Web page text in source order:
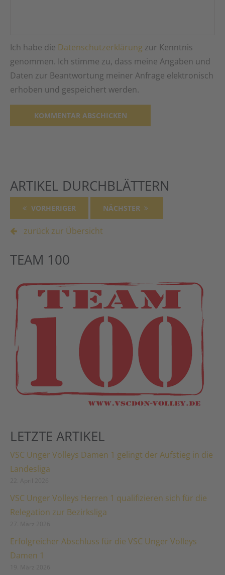
Ich habe die Datenschutzerklärung zur Kenntnis
genommen. Ich stimme zu, dass meine Angaben und
Daten zur Beantwortung meiner Anfrage elektronisch
erhoben und gespeichert werden.
ARTIKEL DURCHBLÄTTERN
VORHERIGER NÄCHSTER
zurück zur Übersicht
TEAM 100
LETZTE ARTIKEL
VSC Unger Volleys Damen 1 gelingt der Aufstieg in die
Landesliga
VSC Unger Volleys Herren 1 qualifizieren sich für die
Relegation zur Bezirksliga
Erfolgreicher Abschluss für die VSC Unger Volleys
Damen 1